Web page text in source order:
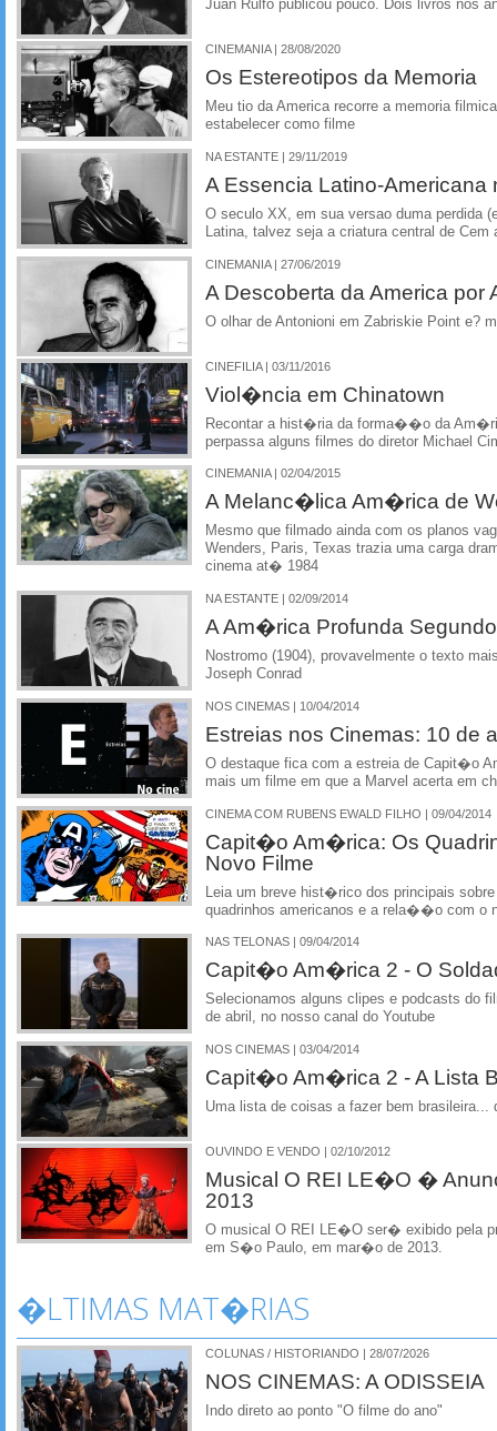
Juan Rulfo publicou pouco. Dois livros nos
CINEMANIA | 28/08/2020
Os Estereotipos da Memoria
Meu tio da America recorre a memoria
estabelecer como filme
NA ESTANTE | 29/11/2019
A Essencia Latino-Americana
O seculo XX, em sua versao duma perdida
Latina, talvez seja a criatura central de Cem
CINEMANIA | 27/06/2019
A Descoberta da America por
O olhar de Antonioni em Zabriskie Point e?
CINEFILIA | 03/11/2016
Viol�ncia em Chinatown
Recontar a hist�ria da forma��o da
perpassa alguns filmes do diretor Michael
CINEMANIA | 02/04/2015
A Melanc�lica Am�rica de
Mesmo que filmado ainda com os planos
Wenders, Paris, Texas trazia uma carga
cinema at� 1984
NA ESTANTE | 02/09/2014
A Am�rica Profunda
Nostromo (1904), provavelmente o texto
Joseph Conrad
NOS CINEMAS | 10/04/2014
Estreias nos Cinemas: 10 de
O destaque fica com a estreia de Capit�o
mais um filme em que a Marvel acerta em
CINEMA COM RUBENS EWALD FILHO | 09/04/2014
Capit�o Am�rica: Os
Novo Filme
Leia um breve hist�rico dos principais
quadrinhos americanos e a rela��o com o
NAS TELONAS | 09/04/2014
Capit�o Am�rica 2 - O
Selecionamos alguns clipes e podcasts do
de abril, no nosso canal do Youtube
NOS CINEMAS | 03/04/2014
Capit�o Am�rica 2 - A Lista
Uma lista de coisas a fazer bem brasileira...
OUVINDO E VENDO | 02/10/2012
Musical O REI LE�O �
2013
O musical O REI LE�O ser� exibido pela
em S�o Paulo, em mar�o de 2013.
�LTIMAS MAT�RIAS
COLUNAS / HISTORIANDO | 28/07/2026
NOS CINEMAS: A ODISSEIA
Indo direto ao ponto "O filme do ano"